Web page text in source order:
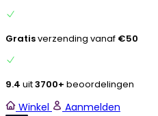
Gratisverzending vanaf €50
9.4 uit3700+ beoordelingen
Winkel
Aanmelden